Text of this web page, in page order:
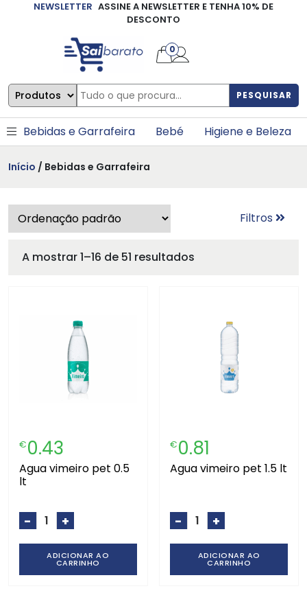
NEWSLETTER ASSINE A NEWSLETTER E TENHA 10% DE
DESCONTO
PESQUISAR
0
Bebidas e Garrafeira Bebé Higiene e Beleza
Início / Bebidas e Garrafeira
Filtros
A mostrar 1–16 de 51 resultados
€0.43
agua vimeiro pet 0.5
lt
- +
ADICIONAR AO
CARRINHO
€0.81
agua vimeiro pet 1.5 lt
- +
ADICIONAR AO
CARRINHO